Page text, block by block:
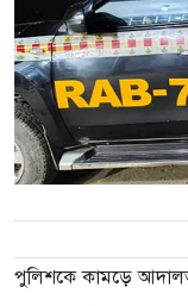
পুলিশকে কামড়ে